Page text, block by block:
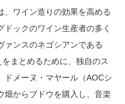
、ワイン造りの効果を高める
ックのワイン生産者の多く
ァンスのネゴシアンである
まとめるために、独自のス
ドメーヌ・マヤール（AOCシ
畑からブドウを購入し、音楽